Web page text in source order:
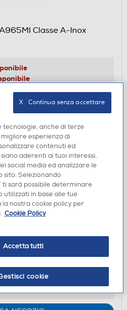
Classe A-Inox
A855GI Classe A-Inox
verifica
tecnologie, anche di terze
esperienza di
contenuti ed
aderenti ai tuoi interessi,
social media ed analizzare le
sito. Selezionando
ti sarà possibile determinare
utilizzati in base alle tue
nostra cookie policy per
Cookie Policy
Accetta tutti
cookie
X   Continua senza accettare